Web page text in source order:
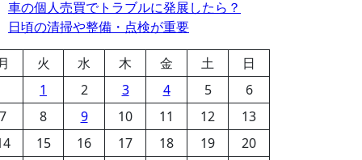
車の個人売買でトラブルに発展したら？
日頃の清掃や整備・点検が重要
火 水 木 金 土
日
1
2 3 4 5
6
7
8 9 10 11 12
13
15 16 17 18 19
20